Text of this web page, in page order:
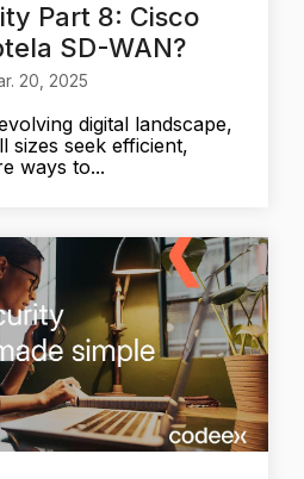
Part 8: Cisco
SD-WAN?
20, 2025
digital landscape,
sizes seek efficient,
ways to...